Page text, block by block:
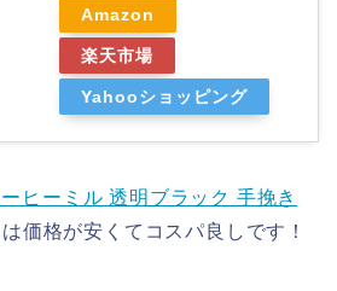
Amazon
楽天市場
Yahooショッピング
ヒーミル 透明ブラック 手挽き
は価格が安くてコスパ良しです！